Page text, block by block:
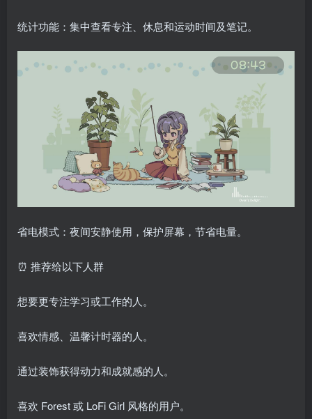
统计功能：集中查看专注、休息和运动时间及笔记。
省电模式：夜间安静使用，保护屏幕，节省电量。
⏰ 推荐给以下人群
想要更专注学习或工作的人。
喜欢情感、温馨计时器的人。
通过装饰获得动力和成就感的人。
喜欢 Forest 或 LoFi Girl 风格的用户。